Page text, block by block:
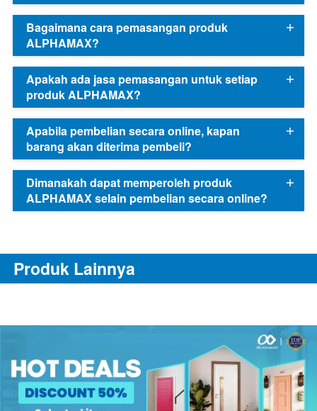
Bagaimana cara pemasangan produk
ALPHAMAX?
Apakah ada jasa pemasangan untuk setiap
produk ALPHAMAX?
Apabila pembelian secara online, kapan
barang akan diterima pembeli?
Dimanakah dapat memperoleh produk
ALPHAMAX selain pembelian secara online?
Produk Lainnya